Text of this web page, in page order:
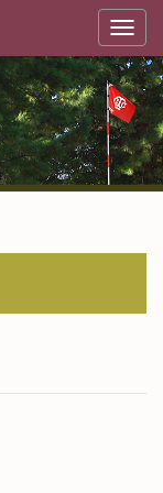
T
g
g
l
e
n
a
v
i
a
n
垂